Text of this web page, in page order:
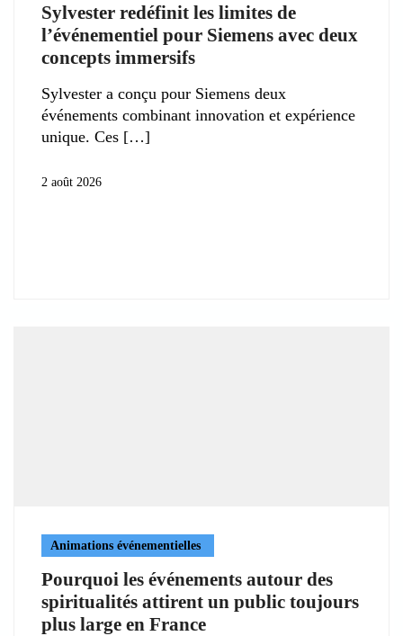
Sylvester redéfinit les limites de
l’événementiel pour Siemens avec deux
concepts immersifs
Sylvester a conçu pour Siemens deux
événements combinant innovation et expérience
unique. Ces
2 août 2026
Animations événementielles
Pourquoi les événements autour des
spiritualités attirent un public toujours
plus large en France